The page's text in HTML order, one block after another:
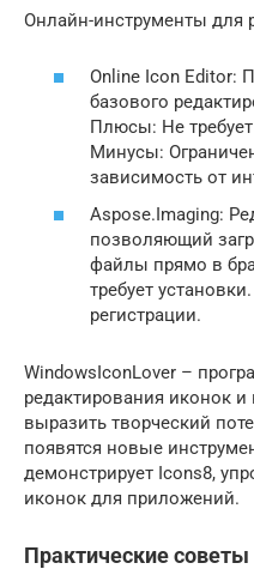
Онлайн-инструменты для
Online Icon Editor:
базового
Плюсы: Не требует
Минусы:
зависимость от
Aspose.Imaging:
позволяющий
файлы прямо в
требует
регистрации.
WindowsIconLover –
редактирования иконок
выразить творческий
появятся новые
демонстрирует Icons8,
иконок для приложений.
Практические советы